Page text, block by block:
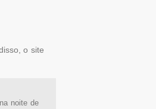
o site
noite de